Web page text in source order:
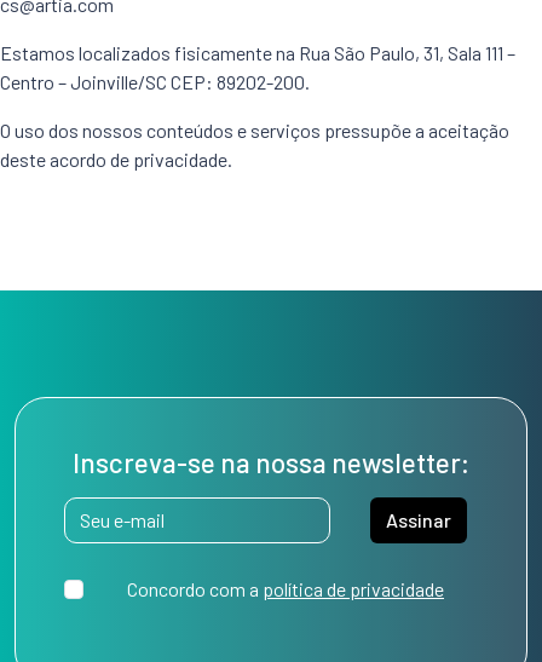
Estamos localizados fisicamente na Rua São Paulo, 31, Sala 111 –
Centro – Joinville/SC CEP: 89202-200.
O uso dos nossos conteúdos e serviços pressupõe a aceitação
deste acordo de privacidade.
Inscreva-se na nossa newsletter:
Assinar
Concordo com a política de privacidade